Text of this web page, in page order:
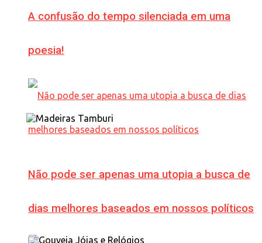
A confusão do tempo silenciada em uma
poesia!
Não pode ser apenas uma utopia a busca de
dias melhores baseados em nossos políticos